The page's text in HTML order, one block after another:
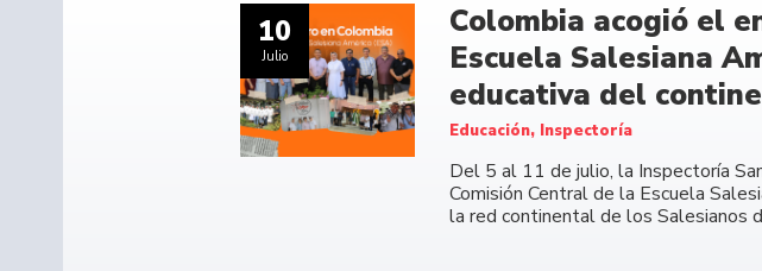
10
Julio
Colombia acogió el
Escuela Salesiana
educativa del
Educación, Inspectoría
Del 5 al 11 de julio, la Inspectoría
Comisión Central de la Escuela
la red continental de los Salesianos